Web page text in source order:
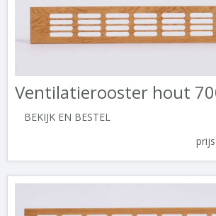
Ventilatierooster hout
BEKIJK EN BESTEL